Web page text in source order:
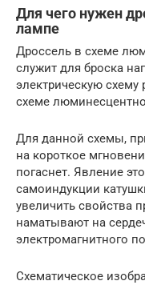
Для чего нужен
лампе
Дроссель в схеме
служит для броска
электрическую схему
схеме
Для данной схемы,
на короткое
погаснет. Явление
самоиндукции
увеличить свойства
наматывают на
электромагнитного
Схематическое